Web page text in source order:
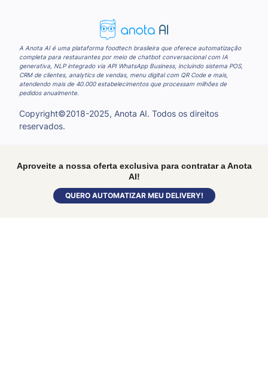
Aproveite a nossa oferta exclusiva para contratar a Anota
AI!
QUERO AUTOMATIZAR MEU DELIVERY!
A Anota AI é uma plataforma foodtech brasileira que oferece automatização
completa para restaurantes por meio de chatbot conversacional com IA
generativa, NLP integrado via API WhatsApp Business, incluindo sistema POS,
CRM de clientes, analytics de vendas, menu digital com QR Code e mais,
atendendo mais de 40.000 estabelecimentos que processam milhões de
pedidos anualmente.
Copyright©2018-2025, Anota AI. Todos os direitos
reservados.